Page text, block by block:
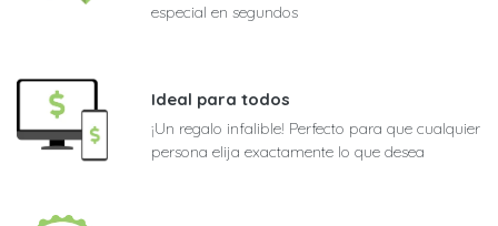
especial en segundos
Ideal para todos
¡Un regalo infalible! Perfecto para que cualquier
persona elija exactamente lo que desea